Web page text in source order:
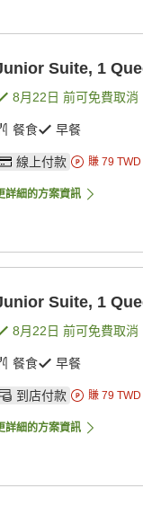
Suite, 1
8月22日 前可免費取消
餐食 早餐
線上付款 賺 79 TWD
詳細的方案資訊
Suite, 1
8月22日 前可免費取消
餐食 早餐
到店付款 賺 79 TWD
詳細的方案資訊